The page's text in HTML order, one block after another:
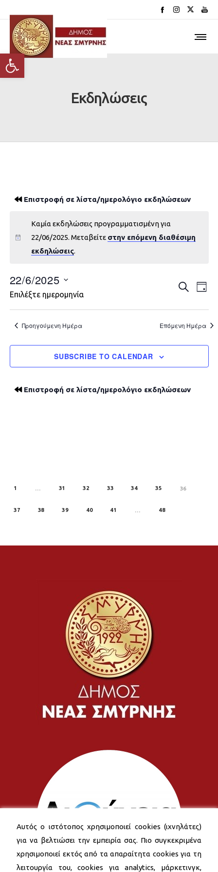
Ανοίξτε τη γραμμή εργαλείων
Εκδηλώσεις
Επιστροφή σε λίστα/ημερολόγιο εκδηλώσεων
Καμία εκδηλώσεις προγραμματισμένη για
22/06/2025. Μεταβείτε στην επόμενη διαθέσιμη
εκδηλώσεις.
Search
and
Views
DAY
22/6/2025
Επιλέξτε ημερομηνία
Προηγούμενη Ημέρα Επόμενη Ημέρα
SUBSCRIBE TO CALENDAR
Επιστροφή σε λίστα/ημερολόγιο εκδηλώσεων
1 … 31 32 33 34 35 36
37 38 39 40 41 … 48
Αυτός ο ιστότοπος χρησιμοποιεί cookies (ιχνηλάτες)
για να βελτιώσει την εμπειρία σας. Πιο συγκεκριμένα
χρησιμοποιεί εκτός από τα απαραίτητα cookies για τη
λειτουργία του, cookies για analytics, μάρκετινγκ,